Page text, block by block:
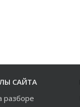
САЙТА
разборе